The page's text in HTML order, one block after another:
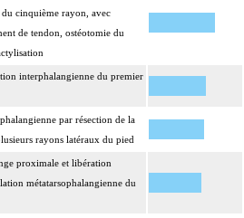
cinquième rayon, avec
de tendon, ostéotomie du
interphalangienne du premier
par résection de la
rayons latéraux du pied
proximale et libération
métatarsophalangienne du